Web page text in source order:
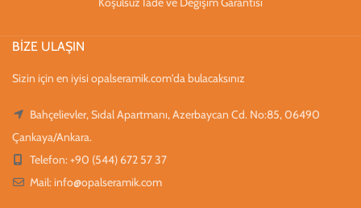
BİZE ULAŞIN
Sizin için en iyisi opalseramik.com'da bulacaksınız
Bahçelievler, Sıdal Apartmanı, Azerbaycan Cd. No:85, 06490
Çankaya/Ankara.
Telefon: +90 (544) 672 57 37
Mail: info@opalseramik.com